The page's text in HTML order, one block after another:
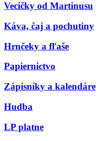
Vecičky od Martinusu
Káva, čaj a pochutiny
Hrnčeky a fľaše
Papiernictvo
Zápisníky a kalendáre
Hudba
LP platne